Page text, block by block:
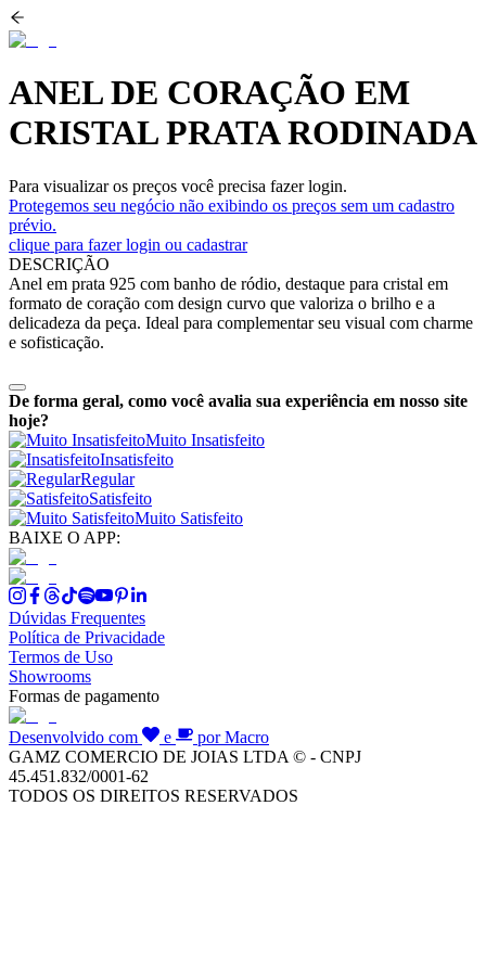
ANEL DE CORAÇÃO EM
CRISTAL PRATA RODINADA
Para visualizar os preços você precisa fazer login.
Protegemos seu negócio não exibindo os preços sem um cadastro
prévio.
clique para fazer login ou cadastrar
DESCRIÇÃO
Anel em prata 925 com banho de ródio, destaque para cristal em
formato de coração com design curvo que valoriza o brilho e a
delicadeza da peça. Ideal para complementar seu visual com charme
e sofisticação.
De forma geral, como você avalia sua experiência em nosso site
hoje?
Muito Insatisfeito
Insatisfeito
Regular
Satisfeito
Muito Satisfeito
BAIXE O APP:
Dúvidas Frequentes
Política de Privacidade
Termos de Uso
Showrooms
Formas de pagamento
Desenvolvido com e
por Macro
GAMZ COMERCIO DE JOIAS LTDA © - CNPJ
45.451.832/0001-62
TODOS OS DIREITOS RESERVADOS